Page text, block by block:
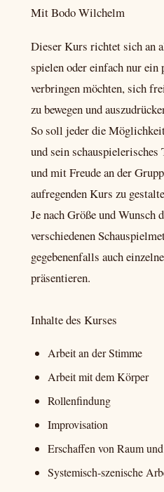
Mit Bodo Wilchelm
Dieser Kurs richtet sich an
spielen oder einfach nur ein
verbringen möchten, sich
zu bewegen und
So soll jeder die
und sein schauspielerisches
und mit Freude an der
aufregenden Kurs zu
Je nach Größe und Wunsch
verschiedenen
gegebenenfalls auch
präsentieren.
Inhalte des Kurses
Arbeit an der Stimme
Arbeit mit dem Körper
Rollenfindung
Improvisation
Erschaffen von Raum
Systemisch-szenische